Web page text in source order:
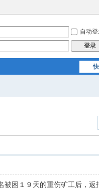
自动
登录
被困１９天的重伤矿工后，返